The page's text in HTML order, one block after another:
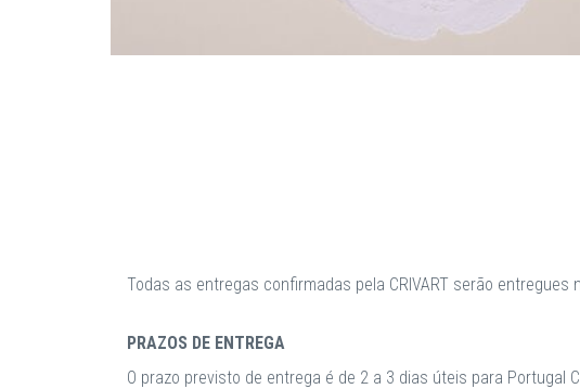
Todas as entregas confirmadas pela CRIVART serão
PRAZOS DE ENTREGA
O prazo previsto de entrega é de 2 a 3 dias úteis para Portugal